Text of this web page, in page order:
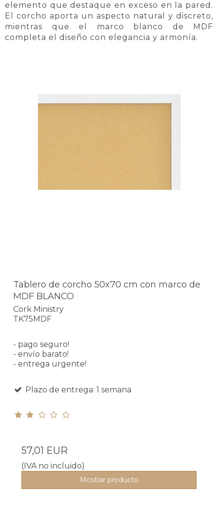
elemento que destaque en exceso en la pared.
El corcho aporta un aspecto natural y discreto,
mientras que el marco blanco de MDF
completa el diseño con elegancia y armonía.
Tablero de corcho 50x70 cm con marco de
MDF BLANCO
Cork Ministry
TK75MDF
- pago seguro!
- envío barato!
- entrega urgente!
Plazo de entrega: 1 semana
57,01 EUR
(IVA no incluido)
Mostrar producto